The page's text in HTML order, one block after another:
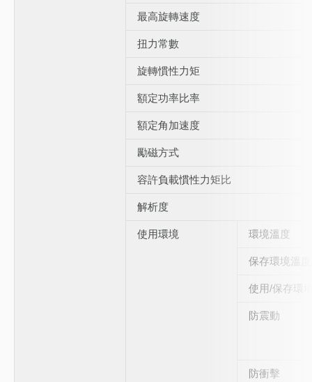
最高旋轉速度
扭力常數
旋轉慣性力矩
額定功率比率
額定角加速度
勵磁方式
容許負載慣性力矩比
解析度
使用環境 環境溫度
保存環境溫度
使用/保存環
防震動
防衝擊